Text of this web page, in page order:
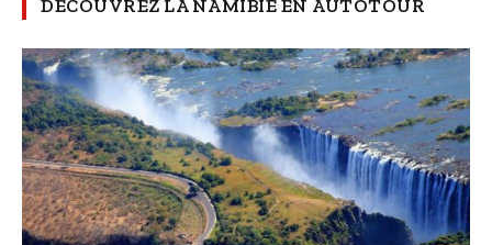
DÉCOUVREZ LA NAMIBIE EN AUTOTOUR